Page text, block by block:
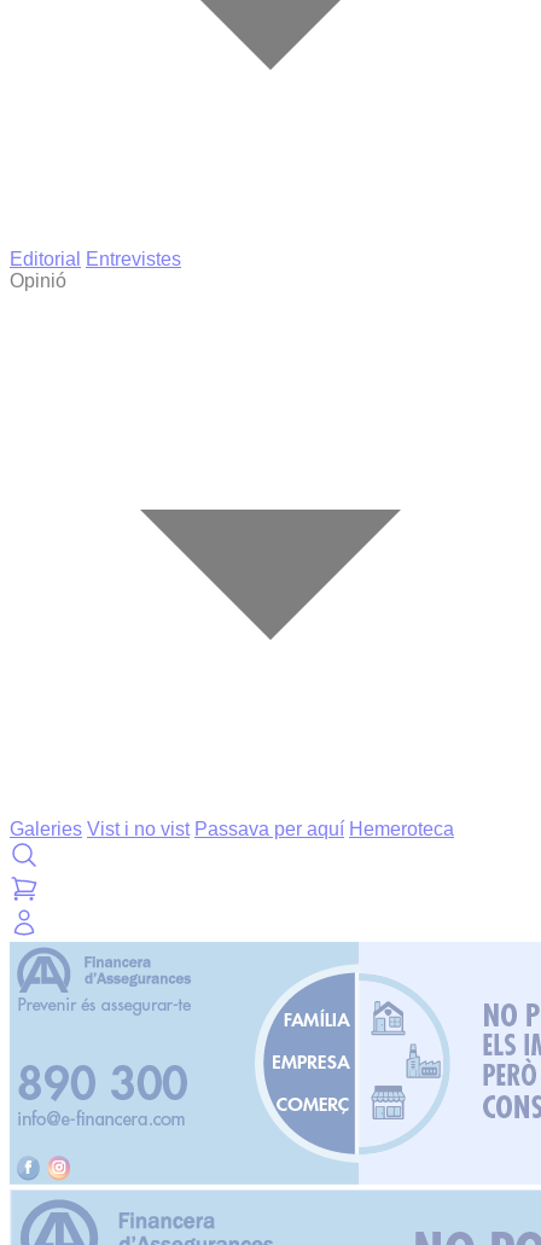
Editorial
Entrevistes
Opinió
Galeries Vist i no vist Passava per aquí Hemeroteca